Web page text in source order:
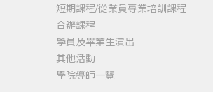
短期課程/從業員專業培訓課程
合辦課程
學員及畢業生演出
其他活動
學院導師一覽